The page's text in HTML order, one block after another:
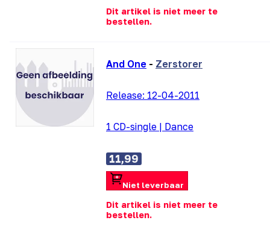
Dit artikel is niet meer te
bestellen.
And One - Zerstorer
Release: 12-04-2011
1 CD-single | Dance
11,99
Niet leverbaar
Dit artikel is niet meer te
bestellen.